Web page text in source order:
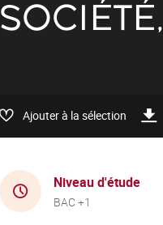
Ajouter à la sélection
Niveau d'étude
BAC +1